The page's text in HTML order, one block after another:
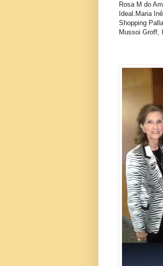
Rosa M do
Ideal.Maria
Shopping
Mussoi Groff,
Imagens